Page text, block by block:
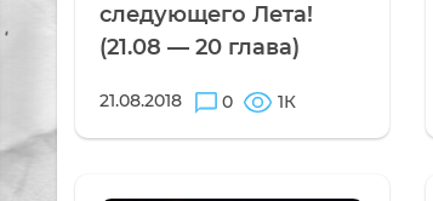
следующего Лета!
(21.08 — 20 глава)
21.08.2018 0 1К